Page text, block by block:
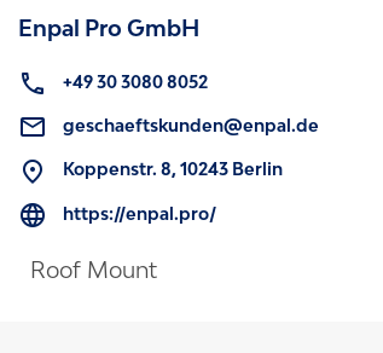
Enpal Pro GmbH
+49 30 3080 8052
geschaeftskunden@enpal.de
Koppenstr. 8, 10243 Berlin
https://enpal.pro/
Roof Mount